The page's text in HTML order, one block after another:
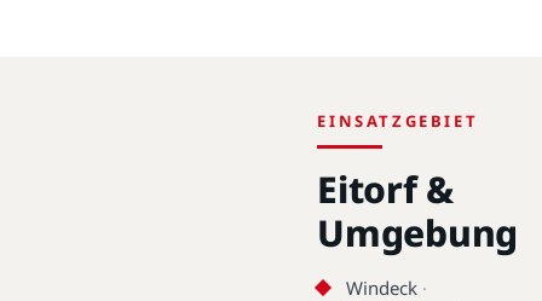
EINSATZGEBIET
Eitorf &
Umgebung
Windeck ·